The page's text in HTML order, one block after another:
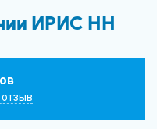
ИРИС НН